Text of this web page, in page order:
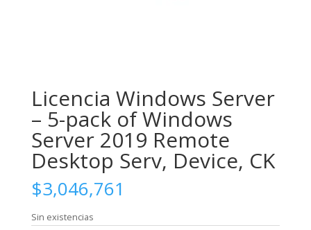
Licencia Windows Server
– 5-pack of Windows
Server 2019 Remote
Desktop Serv, Device, CK
$3,046,761
Sin existencias